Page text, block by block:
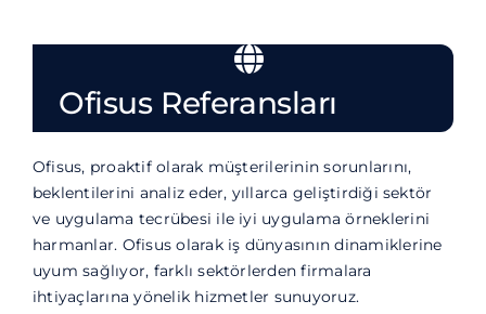
Ofisus Referansları
Ofisus, proaktif olarak müşterilerinin sorunlarını,
beklentilerini analiz eder, yıllarca geliştirdiği sektör
ve uygulama tecrübesi ile iyi uygulama örneklerini
harmanlar. Ofisus olarak iş dünyasının dinamiklerine
uyum sağlıyor, farklı sektörlerden firmalara
ihtiyaçlarına yönelik hizmetler sunuyoruz.